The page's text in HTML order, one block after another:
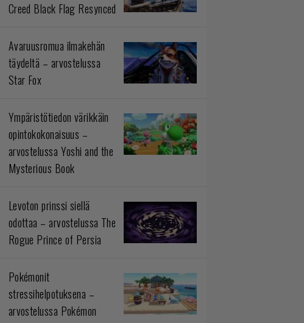
Creed Black Flag Resynced
Avaruusromua ilmakehän
täydeltä – arvostelussa
Star Fox
Ympäristötiedon värikkäin
opintokokonaisuus –
arvostelussa Yoshi and the
Mysterious Book
Levoton prinssi siellä
odottaa – arvostelussa The
Rogue Prince of Persia
Pokémonit
stressihelpotuksena –
arvostelussa Pokémon